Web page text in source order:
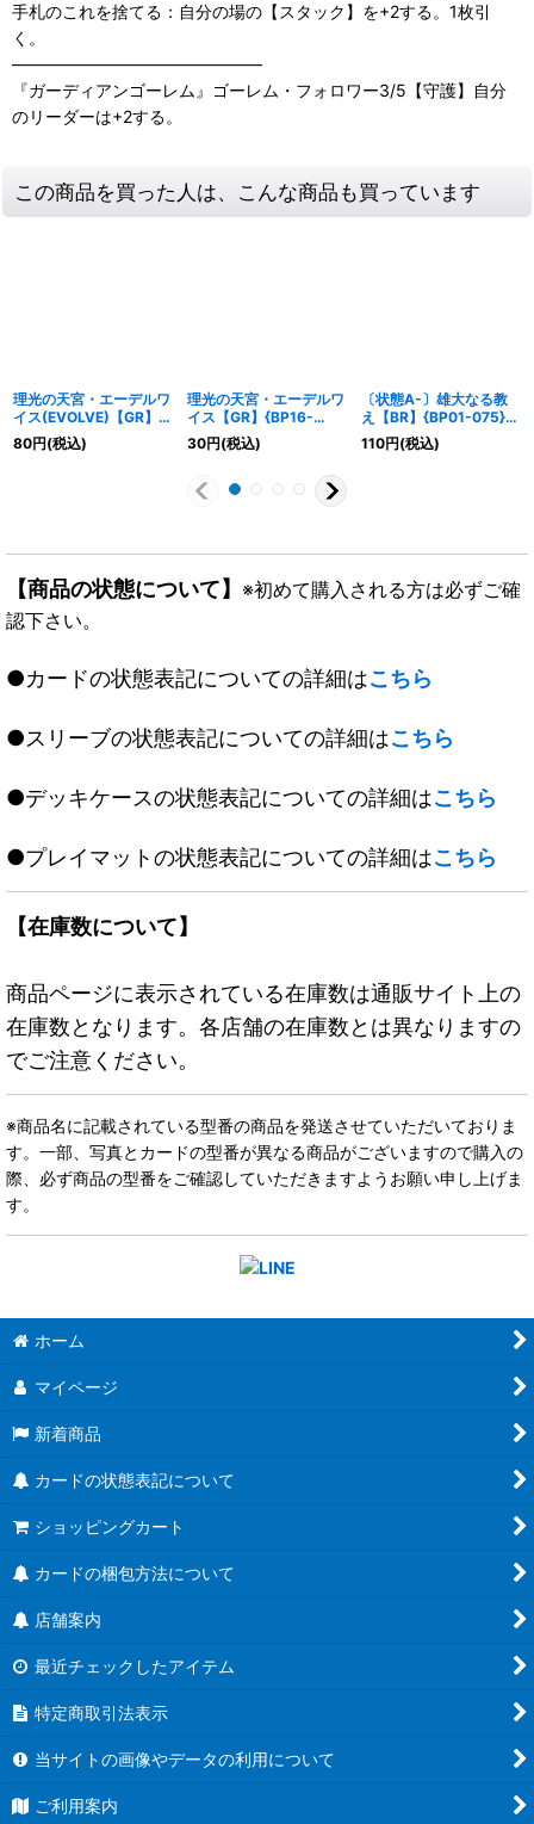
手札のこれを捨てる：自分の場の【スタック】を+2する。1枚引
く。
―――――――――――――――
『ガーディアンゴーレム』ゴーレム・フォロワー3/5【守護】自分
のリーダーは+2する。
この商品を買った人は、こんな商品も買っています
理光の天宮・エーデルワ
イス(EVOLVE)【GR】
{BP16-043}《ウィッ
チ》
80円(税込)
理光の天宮・エーデルワ
イス【GR】{BP16-
042}《ウィッチ》
30円(税込)
〔状態A-〕雄大なる教
え【BR】{BP01-075}
《ウィッチ》
110円(税込)
【商品の状態について】 ※初めて購入される方は必ずご確
認下さい。
●カードの状態表記についての詳細はこちら
●スリーブの状態表記についての詳細はこちら
●デッキケースの状態表記についての詳細はこちら
●プレイマットの状態表記についての詳細はこちら
【在庫数について】
商品ページに表示されている在庫数は通販サイト上の
在庫数となります。各店舗の在庫数とは異なりますの
でご注意ください。
※商品名に記載されている型番の商品を発送させていただいておりま
す。一部、写真とカードの型番が異なる商品がございますので購入の
際、必ず商品の型番をご確認していただきますようお願い申し上げま
す。
ホーム
マイページ
新着商品
カードの状態表記について
ショッピングカート
カードの梱包方法について
店舗案内
最近チェックしたアイテム
特定商取引法表示
当サイトの画像やデータの利用について
ご利用案内